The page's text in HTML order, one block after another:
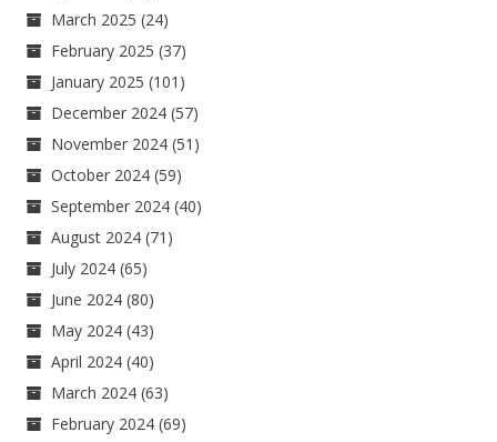
March 2025 (24)
February 2025 (37)
January 2025 (101)
December 2024 (57)
November 2024 (51)
October 2024 (59)
September 2024 (40)
August 2024 (71)
July 2024 (65)
June 2024 (80)
May 2024 (43)
April 2024 (40)
March 2024 (63)
February 2024 (69)